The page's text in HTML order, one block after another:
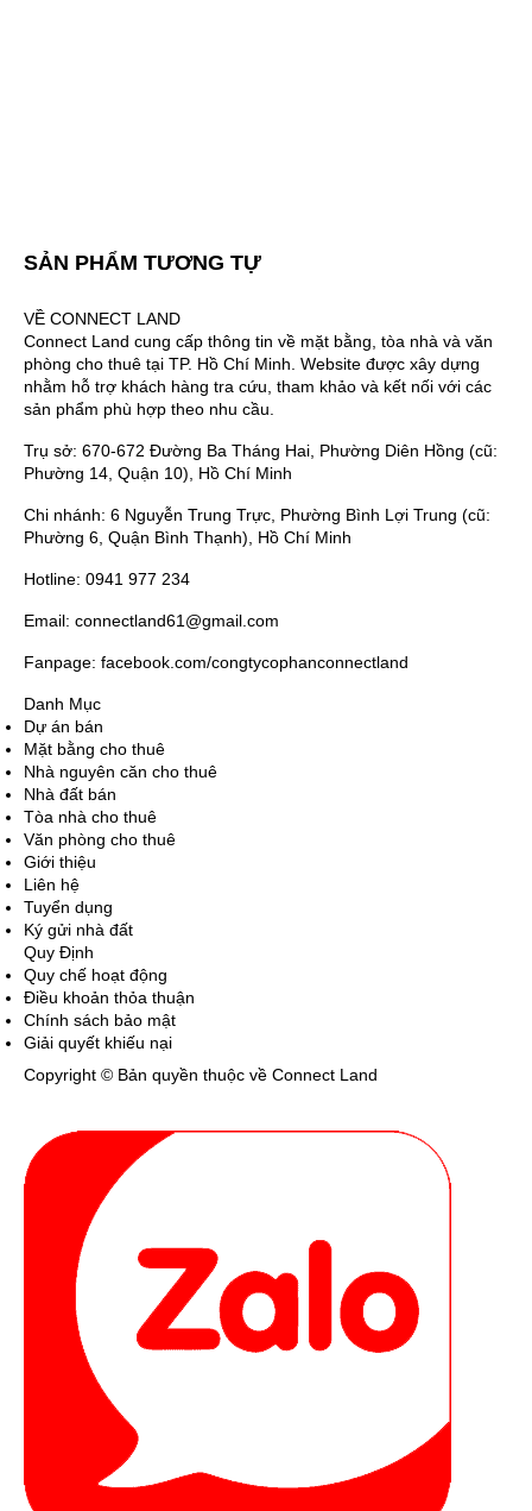
SẢN PHẨM TƯƠNG TỰ
VỀ CONNECT LAND
Connect Land cung cấp thông tin về mặt bằng, tòa nhà và văn
phòng cho thuê tại TP. Hồ Chí Minh. Website được xây dựng
nhằm hỗ trợ khách hàng tra cứu, tham khảo và kết nối với các
sản phẩm phù hợp theo nhu cầu.
Trụ sở: 670-672 Đường Ba Tháng Hai, Phường Diên Hồng (cũ:
Phường 14, Quận 10), Hồ Chí Minh
Chi nhánh: 6 Nguyễn Trung Trực, Phường Bình Lợi Trung (cũ:
Phường 6, Quận Bình Thạnh), Hồ Chí Minh
Hotline: 0941 977 234
Email: connectland61@gmail.com
Fanpage: facebook.com/congtycophanconnectland
Danh Mục
Dự án bán
Mặt bằng cho thuê
Nhà nguyên căn cho thuê
Nhà đất bán
Tòa nhà cho thuê
Văn phòng cho thuê
Giới thiệu
Liên hệ
Tuyển dụng
Ký gửi nhà đất
Quy Định
Quy chế hoạt động
Điều khoản thỏa thuận
Chính sách bảo mật
Giải quyết khiếu nại
Copyright © Bản quyền thuộc về Connect Land